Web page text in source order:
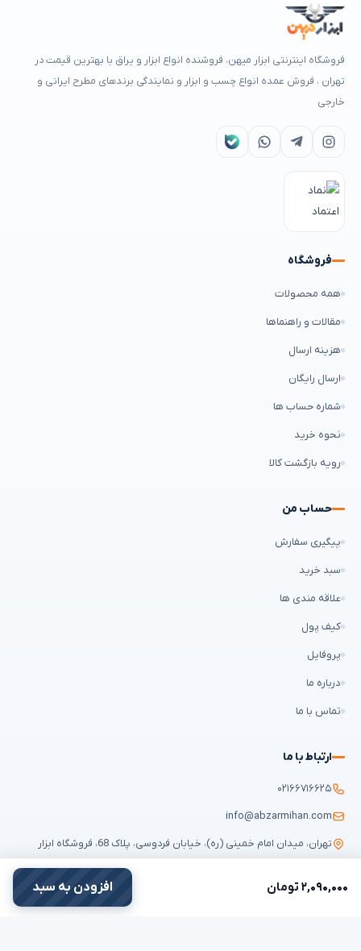
۲,۰۹۰,۰۰۰ تومان افزودن به سبد
فروشگاه اینترنتی ابزار میهن، فروشنده انواع ابزار و یراق با بهترین قیمت در
تهران ، فروش عمده انواع چسب و ابزار و نمایندگی برندهای مطرح ایرانی و
خارجی
فروشگاه
همه محصولات
مقالات و راهنماها
هزینه ارسال
ارسال رایگان
شماره حساب ها
نحوه خرید
رویه بازگشت کالا
حساب من
پیگیری سفارش
سبد خرید
علاقه مندی ها
کیف پول
پروفایل
درباره ما
تماس با ما
ارتباط با ما
۰۲۱۶۶۷۱۶۶۲۵
info@abzarmihan.com
تهران، میدان امام خمینی (ره)، خیابان فردوسی، پلاک 68، فروشگاه ابزار
میهن